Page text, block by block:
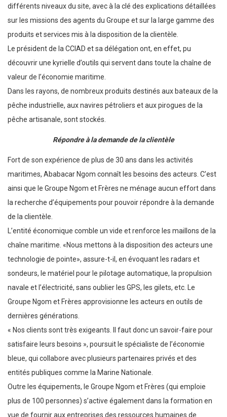
différents niveaux du site, avec à la clé des explications détaillées
sur les missions des agents du Groupe et sur la large gamme des
produits et services mis à la disposition de la clientèle.
Le président de la CCIAD et sa délégation ont, en effet, pu
découvrir une kyrielle d’outils qui servent dans toute la chaîne de
valeur de l’économie maritime.
Dans les rayons, de nombreux produits destinés aux bateaux de la
pêche industrielle, aux navires pétroliers et aux pirogues de la
pêche artisanale, sont stockés.
Répondre à la demande de la clientèle
Fort de son expérience de plus de 30 ans dans les activités
maritimes, Ababacar Ngom connaît les besoins des acteurs. C’est
ainsi que le Groupe Ngom et Frères ne ménage aucun effort dans
la recherche d’équipements pour pouvoir répondre à la demande
de la clientèle.
L’entité économique comble un vide et renforce les maillons de la
chaîne maritime. «Nous mettons à la disposition des acteurs une
technologie de pointe», assure-t-il, en évoquant les radars et
sondeurs, le matériel pour le pilotage automatique, la propulsion
navale et l’électricité, sans oublier les GPS, les gilets, etc. Le
Groupe Ngom et Frères approvisionne les acteurs en outils de
dernières générations.
« Nos clients sont très exigeants. Il faut donc un savoir-faire pour
satisfaire leurs besoins », poursuit le spécialiste de l’économie
bleue, qui collabore avec plusieurs partenaires privés et des
entités publiques comme la Marine Nationale.
Outre les équipements, le Groupe Ngom et Frères (qui emploie
plus de 100 personnes) s’active également dans la formation en
vue de fournir aux entreprises des ressources humaines de